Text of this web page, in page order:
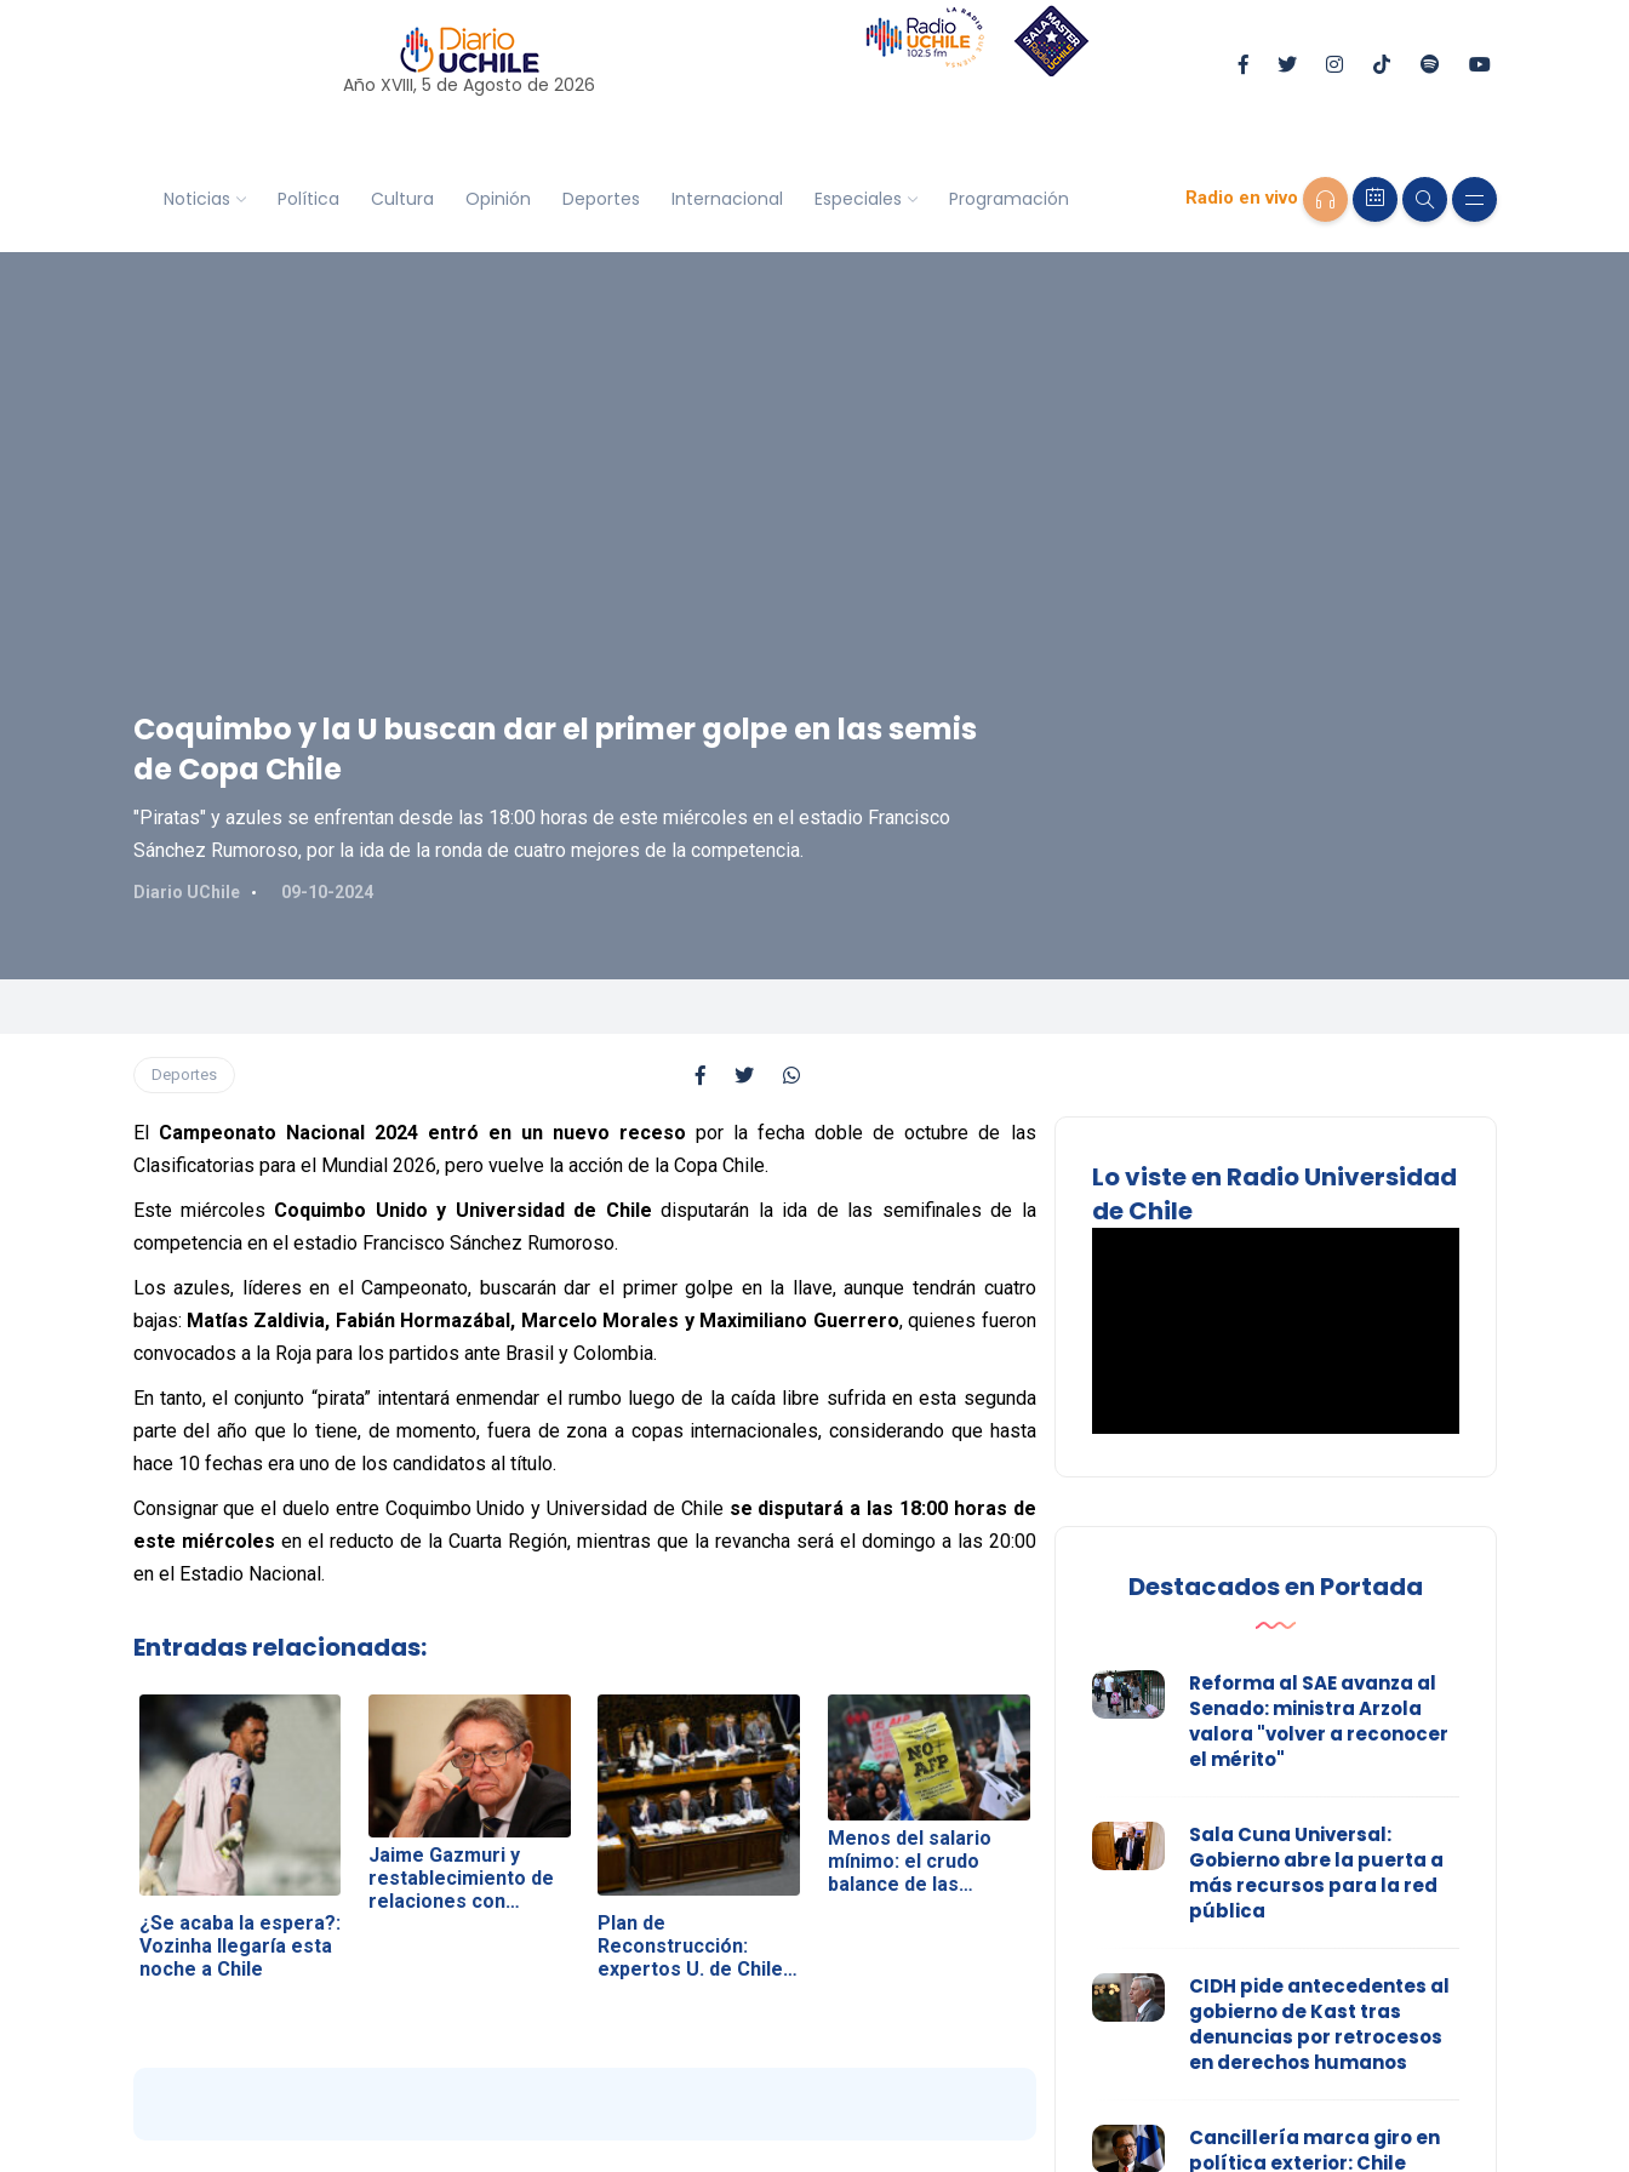
Año XVIII, 5 de Agosto de 2026
Noticias Política Cultura Opinión Deportes Internacional Especiales Programación Radio en vivo
Coquimbo y la U buscan dar el primer golpe en las semis
de Copa Chile
"Piratas" y azules se enfrentan desde las 18:00 horas de este miércoles en el estadio Francisco
Sánchez Rumoroso, por la ida de la ronda de cuatro mejores de la competencia.
Diario UChile 09-10-2024
Deportes
El Campeonato Nacional 2024 entró en un nuevo receso por la fecha doble de octubre de las
Clasificatorias para el Mundial 2026, pero vuelve la acción de la Copa Chile.
Este miércoles Coquimbo Unido y Universidad de Chile disputarán la ida de las semifinales de la
competencia en el estadio Francisco Sánchez Rumoroso.
Los azules, líderes en el Campeonato, buscarán dar el primer golpe en la llave, aunque tendrán cuatro
bajas: Matías Zaldivia, Fabián Hormazábal, Marcelo Morales y Maximiliano Guerrero, quienes fueron
convocados a la Roja para los partidos ante Brasil y Colombia.
En tanto, el conjunto “pirata” intentará enmendar el rumbo luego de la caída libre sufrida en esta segunda
parte del año que lo tiene, de momento, fuera de zona a copas internacionales, considerando que hasta
hace 10 fechas era uno de los candidatos al título.
Consignar que el duelo entre Coquimbo Unido y Universidad de Chile se disputará a las 18:00 horas de
este miércoles en el reducto de la Cuarta Región, mientras que la revancha será el domingo a las 20:00
en el Estadio Nacional.
Entradas relacionadas:
¿Se acaba la espera?:
Vozinha llegaría esta
noche a Chile
Jaime Gazmuri y
restablecimiento de
relaciones con…
Plan de
Reconstrucción:
expertos U. de Chile…
Menos del salario
mínimo: el crudo
balance de las…
Lo viste en Radio Universidad
de Chile
Destacados en Portada
Reforma al SAE avanza al
Senado: ministra Arzola
valora "volver a reconocer
el mérito"
Sala Cuna Universal:
Gobierno abre la puerta a
más recursos para la red
pública
CIDH pide antecedentes al
gobierno de Kast tras
denuncias por retrocesos
en derechos humanos
Cancillería marca giro en
política exterior: Chile